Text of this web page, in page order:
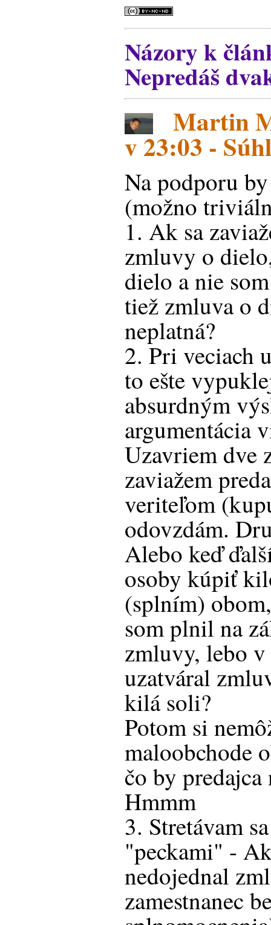
Názory k
Nepredáš
Martin
v 23:03 -
Na podporu
(možno
1. Ak sa
zmluvy o
dielo a nie
tiež zmluva o
neplatná?
2. Pri veciach
to ešte
absurdným
argumentácia
Uzavriem dve
zaviažem
veriteľom
odovzdám.
Alebo keď
osoby kúpiť
(splním)
som plnil na
zmluvy, lebo v
uzatváral
kilá soli?
Potom si
maloobchode
čo by predajca
Hmmm
3. Stretávam
"peckami" -
nedojednal
zamestnanec